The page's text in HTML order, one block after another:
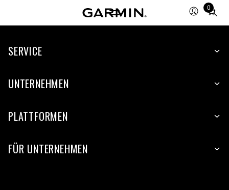
0
Total
items
cart:
SERVICE
UNTERNEHMEN
PLATTFORMEN
FÜR UNTERNEHMEN